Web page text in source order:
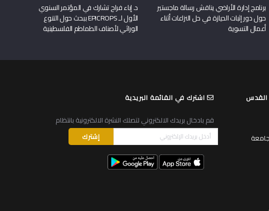
برنامج إدارة الأراضي يناقش رسالة ماجستير
حول دور إثبات الحيازة في حل النزاعات أثناء
أعمال التسوية
د. إباء فراح تشارك في المؤتمر السنوي
الأول لـ EPICROPS ببحث حول التنوع
الوراثي لأصناف الطماطم الفلسطينية
القدس
اشترك في القائمة البريدية
قم بادخال بريدك الالكتروني لتصلك النشرة الالكترونية بانتظام